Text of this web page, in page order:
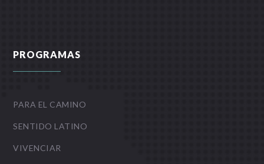
PROGRAMAS
PARA EL CAMINO
SENTIDO LATINO
VIVENCIAR